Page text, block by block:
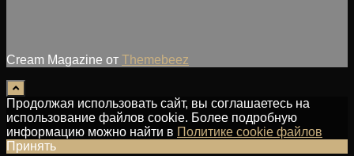
Cream Magazine от Themebeez
Продолжая использовать сайт, вы соглашаетесь на
использование файлов cookie. Более подробную
информацию можно найти в Политике cookie файлов
Принять